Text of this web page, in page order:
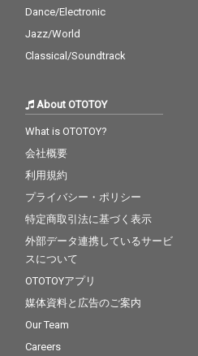
Dance/Electronic
Jazz/World
Classical/Soundtrack
About OTOTOY
What is OTOTOY?
会社概要
利用規約
プライバシー・ポリシー
特定商取引法に基づく表示
外部データ連携しているサービ
スについて
OTOTOYアプリ
媒体資料と広告のご案内
Our Team
Careers